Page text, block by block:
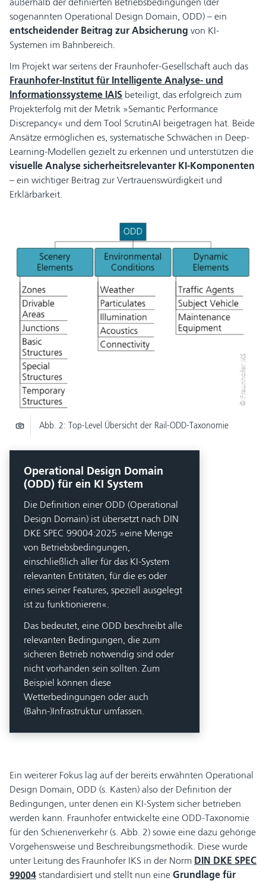
sogenannten Operational Design Domain, ODD) – ein
entscheidender Beitrag zur Absicherung von KI-
Systemen im Bahnbereich.
Im Projekt war seitens der Fraunhofer-Gesellschaft auch das
Fraunhofer-Institut für Intelligente Analyse- und
Informationssysteme IAIS beteiligt, das erfolgreich zum
Projekterfolg mit der Metrik »Semantic Performance
Discrepancy« und dem Tool ScrutinAI beigetragen hat. Beide
Ansätze ermöglichen es, systematische Schwächen in Deep-
Learning-Modellen gezielt zu erkennen und unterstützen die
visuelle Analyse sicherheitsrelevanter KI-Komponenten
– ein wichtiger Beitrag zur Vertrauenswürdigkeit und
Erklärbarkeit.
© Fraunhofer IKS
Abb. 2: Top-Level Übersicht der Rail-ODD-Taxonomie
Operational Design Domain
(ODD) für ein KI System
Die Definition einer ODD (Operational
Design Domain) ist übersetzt nach DIN
DKE SPEC 99004:2025 »eine Menge
von Betriebsbedingungen,
einschließlich aller für das KI-System
relevanten Entitäten, für die es oder
eines seiner Features, speziell ausgelegt
ist zu funktionieren«.
Das bedeutet, eine ODD beschreibt alle
relevanten Bedingungen, die zum
sicheren Betrieb notwendig sind oder
nicht vorhanden sein sollten. Zum
Beispiel können diese
Wetterbedingungen oder auch
(Bahn-)Infrastruktur umfassen.
Ein weiterer Fokus lag auf der bereits erwähnten Operational
Design Domain, ODD (s. Kasten) also der Definition der
Bedingungen, unter denen ein KI-System sicher betrieben
werden kann. Fraunhofer entwickelte eine ODD-Taxonomie
für den Schienenverkehr (s. Abb. 2) sowie eine dazu gehörige
Vorgehensweise und Beschreibungsmethodik. Diese wurde
unter Leitung des Fraunhofer IKS in der Norm DIN DKE SPEC
99004 standardisiert und stellt nun eine Grundlage für